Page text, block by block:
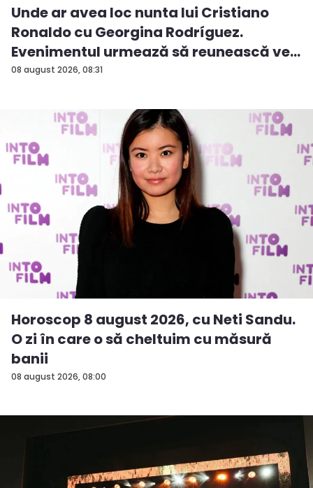
08 august 2026, 08:31
Unde ar avea loc nunta lui Cristiano
Ronaldo cu Georgina Rodríguez.
Evenimentul urmează să reunească ve...
08 august 2026, 08:00
Horoscop 8 august 2026, cu Neti Sandu.
O zi în care o să cheltuim cu măsură
banii